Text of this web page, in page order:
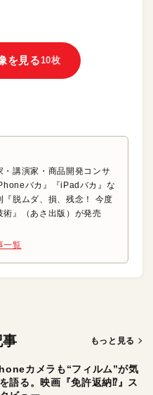
を見る10枚
・講演家・商品開発コンサ
バカ』『iPadバカ』な
『脱ムダ、損、残念！ 今度
術』（あさ出版）が発売
一覧
もっと見る
カメラも“フィルム”が気
語る。映画『免許返納⁉︎』ス